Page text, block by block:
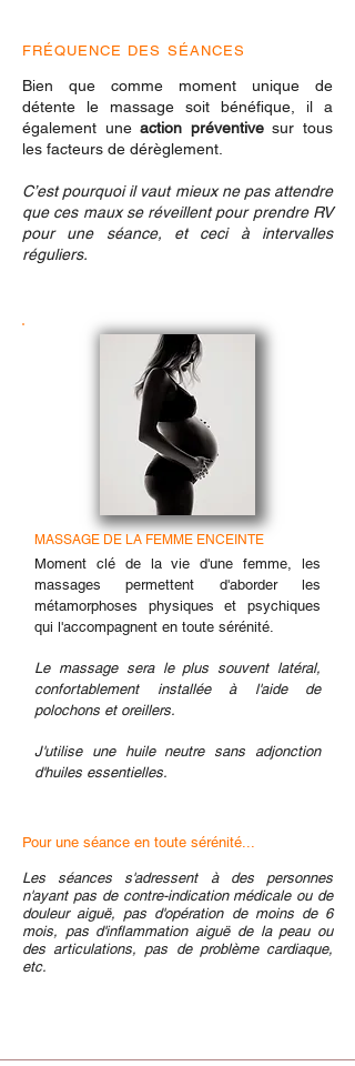
FRÉQUENCE DES SÉANCES
Bien que comme moment unique de
détente le massage soit bénéfique, il a
également uneaction préventivesur tous
les facteurs de dérèglement.
C’est pourquoi il vaut mieux ne pas attendre
que ces maux se réveillentpour prendre RV
pour une séance, et ceci à intervalles
réguliers.
MASSAGE DE LA FEMME ENCEINTE
Moment clé de la vie d'une femme, les
massages permettent d'aborder les
métamorphoses physiques et psychiques
qui l'accompagnent en toute sérénité.
Le massage sera le plus souvent latéral,
confortablement installée à l'aide de
polochons et oreillers.
J'utilise une huile neutre sans adjonction
d'huiles essentielles.
Pour une séance en toute sérénité...
Les séances s'adressent à des personnes
n'ayant pas de contre-indication médicale ou de
douleur aiguë, pas d'opération de moins de 6
mois, pas d'inflammation aiguë de la peau ou
des articulations, pas de problème cardiaque,
etc.